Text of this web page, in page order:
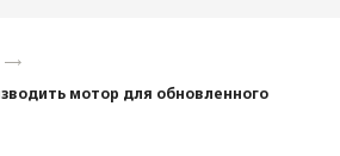
мотор для обновленного